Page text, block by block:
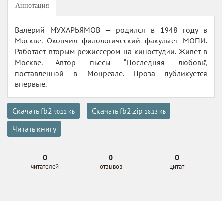
Аннотация
Валерий МУХАРЬЯМОВ — родился в 1948 году в
Москве. Окончил филологический факультет МОПИ.
Работает вторым режиссером на киностудии. Живет в
Москве. Автор пьесы “Последняя любовь”,
поставленной в Монреале. Проза публикуется
впервые.
Скачать fb2 90.22 КБ Скачать fb2.zip 28.13 КБ
Читать книгу
0
читателей
0
отзывов
0
цитат